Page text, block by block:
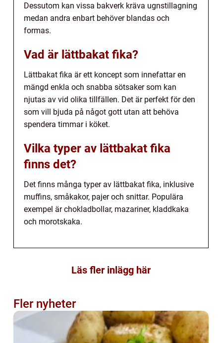
Dessutom kan vissa bakverk kräva ugnstillagning
medan andra enbart behöver blandas och
formas.
Vad är lättbakat fika?
Lättbakat fika är ett koncept som innefattar en
mängd enkla och snabba sötsaker som kan
njutas av vid olika tillfällen. Det är perfekt för den
som vill bjuda på något gott utan att behöva
spendera timmar i köket.
Vilka typer av lättbakat fika
finns det?
Det finns många typer av lättbakat fika, inklusive
muffins, småkakor, pajer och snittar. Populära
exempel är chokladbollar, mazariner, kladdkaka
och morotskaka.
Läs fler inlägg här
Fler nyheter